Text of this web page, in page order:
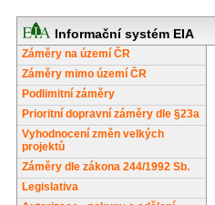
Informační systém EIA
Záměry na území ČR
Záměry mimo území ČR
Podlimitní záměry
Prioritní dopravní záměry dle §23a
Vyhodnocení změn velkých
projektů
Záměry dle zákona 244/1992 Sb.
Legislativa